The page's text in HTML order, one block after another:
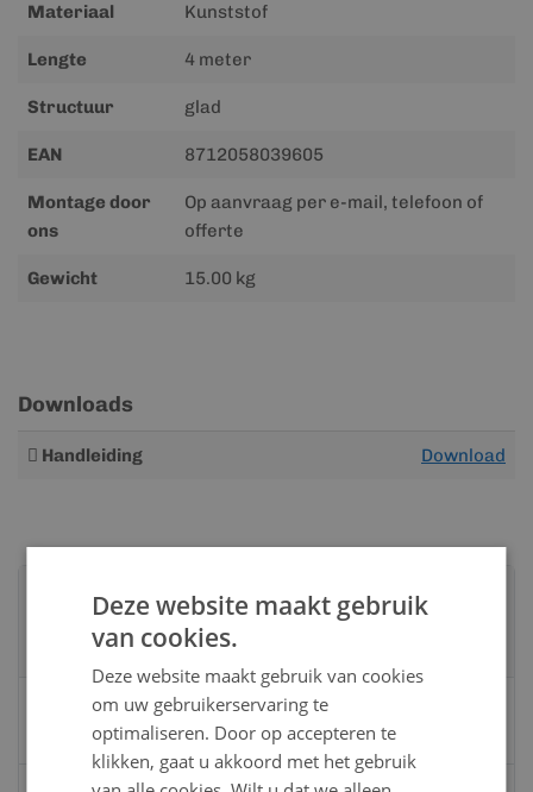
Materiaal Kunststof
Lengte 4 meter
Structuur glad
EAN 8712058039605
Montage door
ons
Op aanvraag per e-mail, telefoon of
offerte
Gewicht 15.00 kg
Downloads
Meer
Handleiding Download
Advies nodig?
Neem contact op met een van onze
specialisten
Vandaag bereikbaar
van 08:00 tot 17:00 uur
Deze website maakt gebruik
van cookies.
Deze website maakt gebruik van cookies
om uw gebruikerservaring te
optimaliseren. Door op accepteren te
klikken, gaat u akkoord met het gebruik